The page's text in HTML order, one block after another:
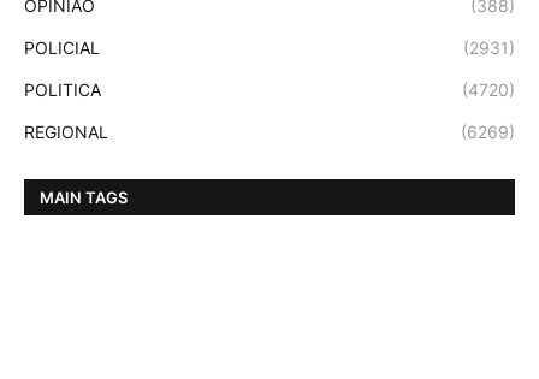
OPINIAO (388)
POLICIAL (2931)
POLITICA (4720)
REGIONAL (6269)
MAIN TAGS